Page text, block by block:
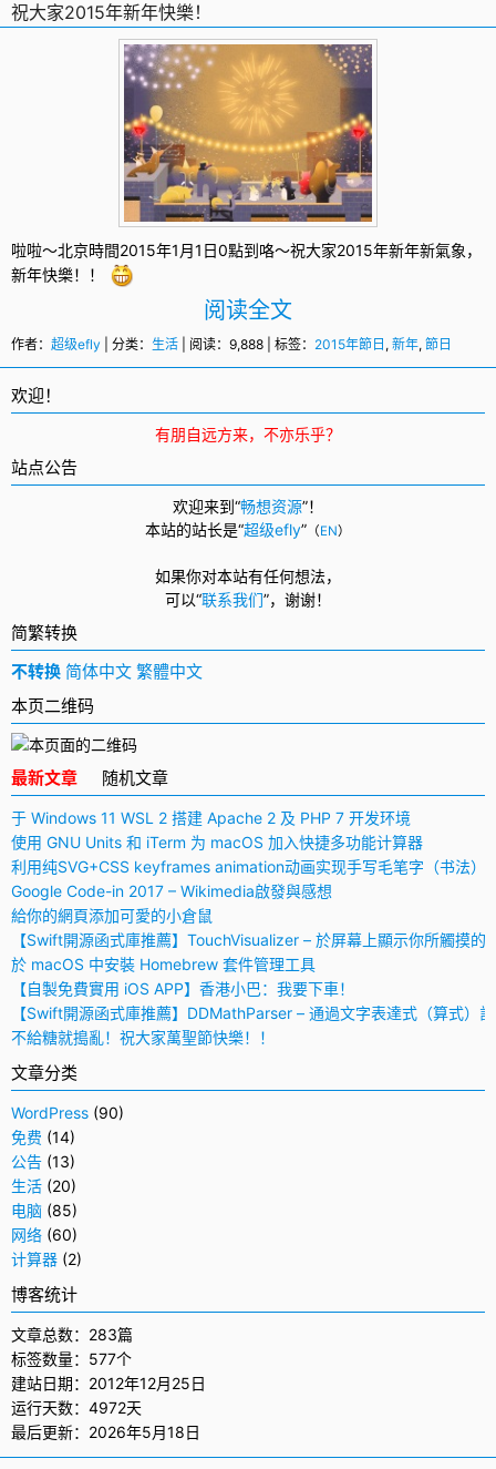
祝大家2015年新年快樂！
啦啦～北京時間2015年1月1日0點到咯～祝大家2015年新年新氣象，
新年快樂！！
阅读全文
作者： 超级efly | 分类： 生活 | 阅读：9,888 | 标签： 2015年節日 , 新年, 節日
欢迎！
有朋自远方来，不亦乐乎？
站点公告
欢迎来到“畅想资源”！
本站的站长是“超级efly” （EN）
如果你对本站有任何想法，
可以“联系我们”， 谢谢！
简繁转换
不转换 简体中文 繁體中文
本页二维码
最新文章 随机文章
于 Windows 11 WSL 2 搭建 Apache 2 及 PHP 7 开发环境
使用 GNU Units 和 iTerm 为 macOS 加入快捷多功能计算器
利用纯SVG+CSS keyframes animation动画实现手写毛笔字（书法）
Google Code-in 2017 – Wikimedia啟發與感想
給你的網頁添加可愛的小倉鼠
【Swift開源函式庫推薦】TouchVisualizer – 於屏幕上顯示你所觸摸的
於 macOS 中安裝 Homebrew 套件管理工具
【自製免費實用 iOS APP】香港小巴：我要下車！
【Swift開源函式庫推薦】DDMathParser – 通過文字表達式（算式）
不給糖就搗亂！祝大家萬聖節快樂！！
文章分类
WordPress (90)
免费 (14)
公告 (13)
生活 (20)
电脑 (85)
网络 (60)
计算器 (2)
博客统计
文章总数：283篇
标签数量：577个
建站日期：2012年12月25日
运行天数：4972天
最后更新：2026年5月18日